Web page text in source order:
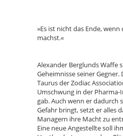
»Es ist nicht das Ende,
machst.«
Alexander Berglunds Waffe
Geheimnisse seiner Gegner.
Taurus der Zodiac
Umschwung in der Pharma-
gab. Auch wenn er dadurch
Gefahr bringt, setzt er alles
Managern ihre Macht zu
Eine neue Angestellte soll